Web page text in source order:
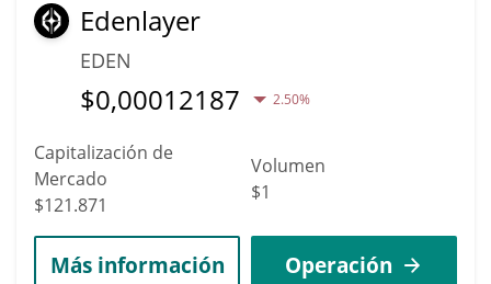
Edenlayer
EDEN
$0,00012187 2.50%
Capitalización de
Mercado
$121.871
Volumen
$1
Más información Operación